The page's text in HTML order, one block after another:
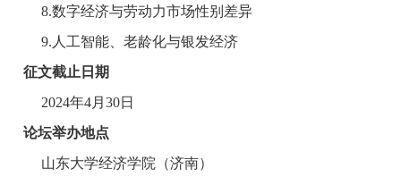
8.数字经济与劳动力市场性别差异
9. 人工智能、老龄化与银发经济
征文截止日期
2024年4月 30日
论坛举办地点
山东大学经济学院（济南）